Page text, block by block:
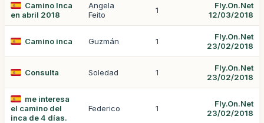
Camino Inca
en abril 2018
Angela
Feito
1
Fly.On.Net
12/03/2018
Camino inca Guzmán 1
Fly.On.Net
23/02/2018
Consulta Soledad 1
Fly.On.Net
23/02/2018
me interesa
el camino del
inca de 4 días.
Federico 1
Fly.On.Net
23/02/2018